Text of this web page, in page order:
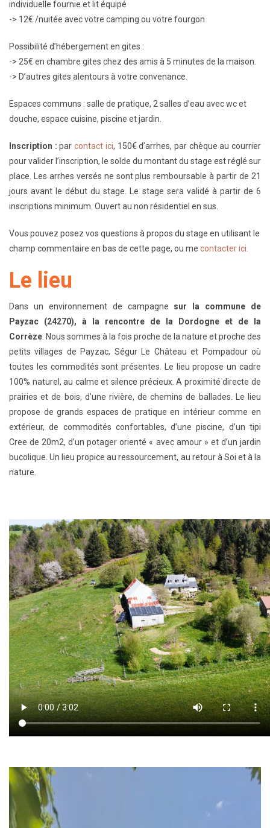
individuelle fournie et lit équipé
-> 12€ /nuitée avec votre camping ou votre fourgon
Possibilité d’hébergementen gites :
-> 25€ en chambre gites chez des amis à 5 minutes de la maison.
-> D’autres gites alentours à votre convenance.
Espaces communs : salle de pratique, 2 salles d’eau avec wc et
douche, espace cuisine, piscine et jardin.
Inscription : parcontact ici, 150€ d’arrhes, par chèque au courrier
pour valider l’inscription, le solde du montant du stage est réglé sur
place. Les arrhes versés ne sont plus remboursable à partir de 21
jours avant le début du stage. Le stage sera validé à partir de 6
inscriptions minimum. Ouvert au non résidentiel en sus.
Vous pouvez posez vos questions à propos du stage en utilisant le
champ commentaire en bas de cette page, ou me contacter ici.
Le lieu
Dans un environnement de campagne sur la commune de
Payzac (24270), à la rencontre de la Dordogne et de la
Corrèze . Nous sommes à la fois proche de la nature et proche des
petits villages de Payzac, Ségur Le Château et Pompadour où
toutes les commodités sont présentes. Le lieu propose un cadre
100% naturel, au calme et silence précieux. A proximité directe de
prairies et de bois, d’une rivière, de chemins de ballades. Le lieu
propose de grands espaces de pratique en intérieur comme en
extérieur, de commodités confortables, d’une piscine, d’un tipi
Cree de 20m2, d’un potager orienté « avec amour » et d’un jardin
bucolique. Un lieu propice au ressourcement, au retour à Soi et à la
nature.